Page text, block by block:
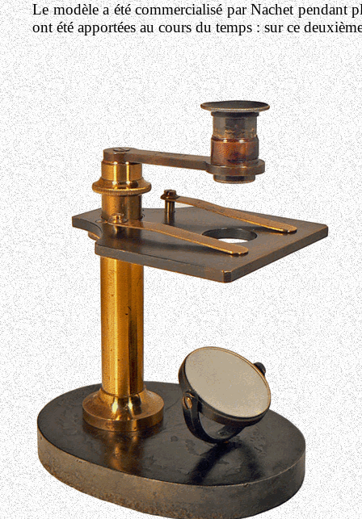
Le modèle a été commercialisé par Nachet pendant
ont été apportées au cours du temps : sur ce